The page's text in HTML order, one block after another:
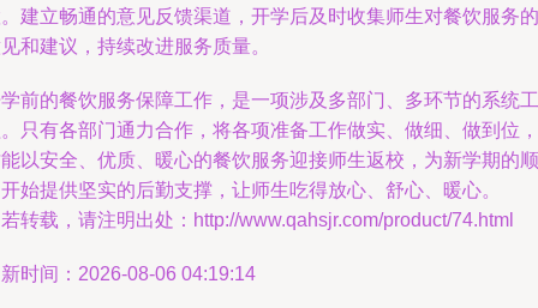
建立畅通的意见反馈渠道，开学后及时收集师生对餐饮服务的
和建议，持续改进服务质量。
前的餐饮服务保障工作，是一项涉及多部门、多环节的系统工
只有各部门通力合作，将各项准备工作做实、做细、做到位，
以安全、优质、暖心的餐饮服务迎接师生返校，为新学期的顺
始提供坚实的后勤支撑，让师生吃得放心、舒心、暖心。
转载，请注明出处：http://www.qahsjr.com/product/74.html
时间：2026-08-06 04:19:14